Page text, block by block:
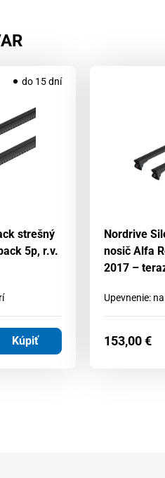
do 15 dní
strešný
5p, r.v.
Kúpiť
Nordrive
nosič Alfa
2017 –
Upevnenie:
153,00€